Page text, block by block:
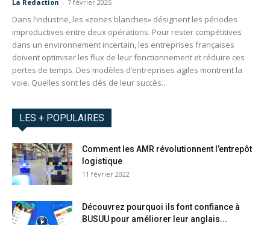
La Redaction - 7 février 2025
Dans l’industrie, les «zones blanches» désignent les périodes
improductives entre deux opérations. Pour rester compétitives
dans un environnement incertain, les entreprises françaises
doivent optimiser les flux de leur fonctionnement et réduire ces
pertes de temps. Des modèles d’entreprises agiles montrent la
voie. Quelles sont les clés de leur succès...
LES + POPULAIRES
Comment les AMR révolutionnent l’entrepôt
logistique
11 février 2022
Découvrez pourquoi ils font confiance à
BUSUU pour améliorer leur anglais...